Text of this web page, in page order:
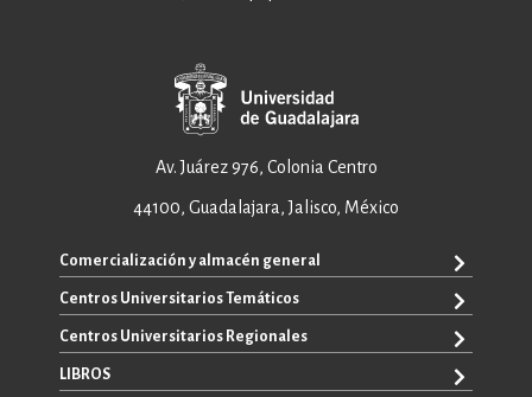
Av. Juárez 976, Colonia Centro
44100, Guadalajara, Jalisco, México
Comercialización y almacén general
+52 33 3640 6326
+52 33 3640 4595
ventas@editorial.udg.mx
Centros Universitarios Temáticos
CUAAD
CUCEA
Centros Universitarios Regionales
CUALTOS
LIBROS